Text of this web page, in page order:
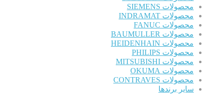
محصولات SIEMENS
محصولات INDRAMAT
محصولات FANUC
محصولات BAUMULLER
محصولات HEIDENHAIN
محصولات PHILIPS
محصولات MITSUBISHI
محصولات OKUMA
محصولات CONTRAVES
سایر برندها